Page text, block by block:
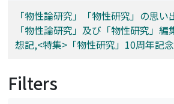
「物性論研究」「物性研究」の思い
「物性論研究」及び「物性研究」編
想記,<特集>「物性研究」10周年記
Filters